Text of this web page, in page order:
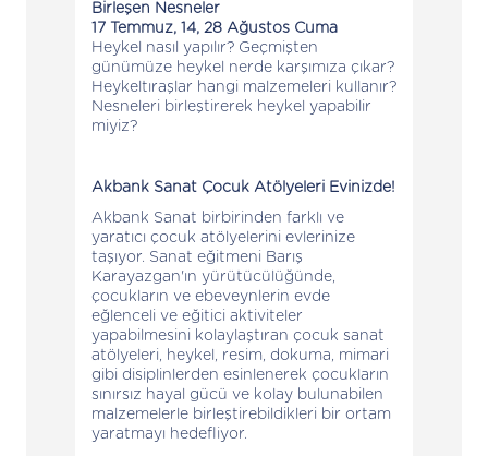
Birleşen Nesneler
17 Temmuz, 14, 28 Ağustos Cuma
Heykel nasıl yapılır? Geçmişten
günümüze heykel nerde karşımıza çıkar?
Heykeltıraşlar hangi malzemeleri kullanır?
Nesneleri birleştirerek heykel yapabilir
miyiz?
Akbank Sanat Çocuk Atölyeleri Evinizde!
Akbank Sanat birbirinden farklı ve
yaratıcı çocuk atölyelerini evlerinize
taşıyor. Sanat eğitmeni Barış
Karayazgan'ın yürütücülüğünde,
çocukların ve ebeveynlerin evde
eğlenceli ve eğitici aktiviteler
yapabilmesini kolaylaştıran çocuk sanat
atölyeleri, heykel, resim, dokuma, mimari
gibi disiplinlerden esinlenerek çocukların
sınırsız hayal gücü ve kolay bulunabilen
malzemelerle birleştirebildikleri bir ortam
yaratmayı hedefliyor.